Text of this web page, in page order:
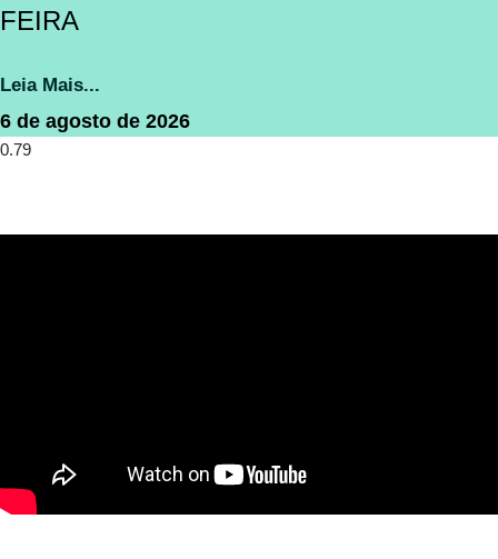
FEIRA
Leia Mais...
6 de agosto de 2026